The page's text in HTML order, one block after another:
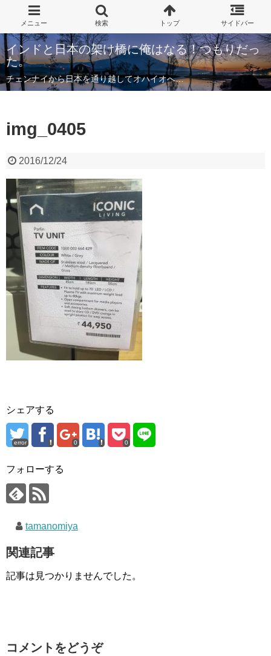
インドと日本の架け橋に俺はなる！つもりだっ
た。
チェンナイから日本を通り越してオハイオへ…
img_0405
2016/12/24
シェアする
error 0 0
フォローする
tamanomiya
関連記事
記事は見つかりませんでした。
コメントをどうぞ